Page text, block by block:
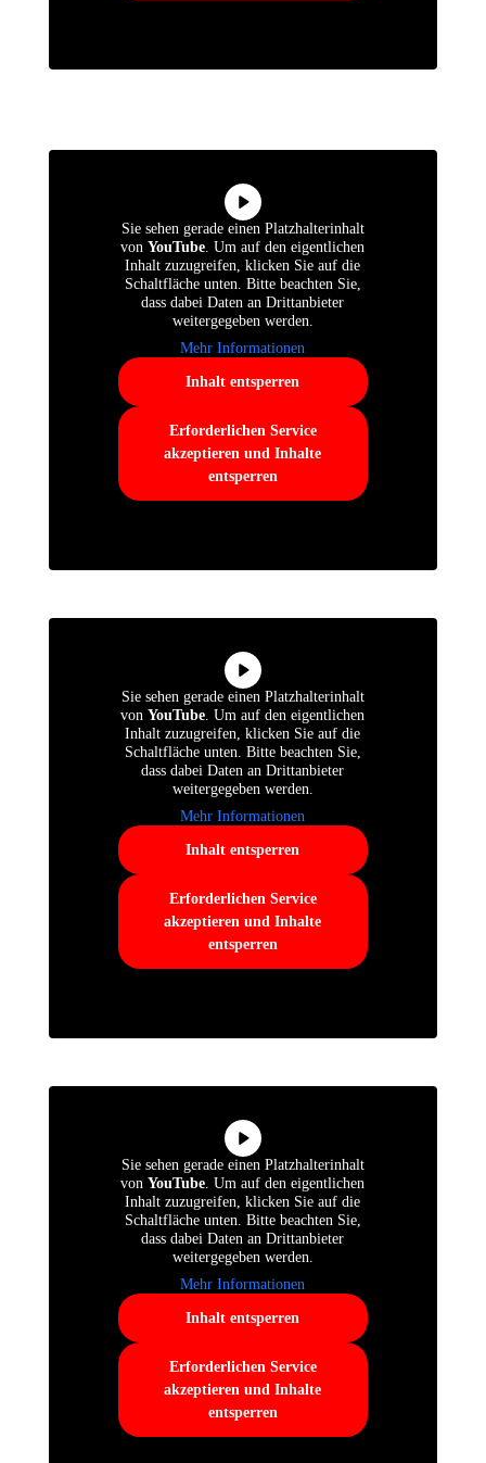
Sie sehen gerade einen Platzhalterinhalt
vonYouTube . Um auf den eigentlichen
Inhalt zuzugreifen, klicken Sie auf die
Schaltfläche unten. Bitte beachten Sie,
dass dabei Daten an Drittanbieter
weitergegeben werden.
Mehr Informationen
Inhalt entsperren
Erforderlichen Service
akzeptieren und Inhalte
entsperren
Sie sehen gerade einen Platzhalterinhalt
vonYouTube . Um auf den eigentlichen
Inhalt zuzugreifen, klicken Sie auf die
Schaltfläche unten. Bitte beachten Sie,
dass dabei Daten an Drittanbieter
weitergegeben werden.
Mehr Informationen
Inhalt entsperren
Erforderlichen Service
akzeptieren und Inhalte
entsperren
Sie sehen gerade einen Platzhalterinhalt
vonYouTube . Um auf den eigentlichen
Inhalt zuzugreifen, klicken Sie auf die
Schaltfläche unten. Bitte beachten Sie,
dass dabei Daten an Drittanbieter
weitergegeben werden.
Mehr Informationen
Inhalt entsperren
Erforderlichen Service
akzeptieren und Inhalte
entsperren